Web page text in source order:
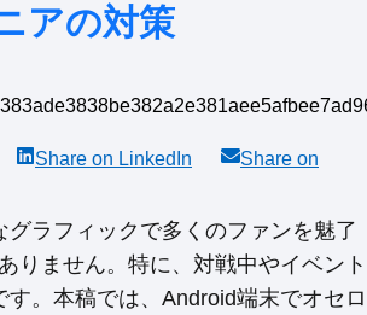
アの対策
Share on LinkedIn
Share on
ラフィックで多くのファンを魅了
りません。特に、対戦中やイベント
。本稿では、Android端末でオセロ